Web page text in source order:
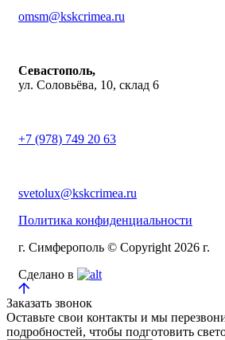
omsm@kskcrimea.ru
Севастополь,
ул. Соловьёва, 10, склад 6
+7 (978) 749 20 63
svetolux@kskcrimea.ru
Политика конфиденциальности
г. Симферополь © Copyright 2026 г.
Сделано в
Заказать звонок
Оставьте свои контакты и мы
подробностей, чтобы подготовить